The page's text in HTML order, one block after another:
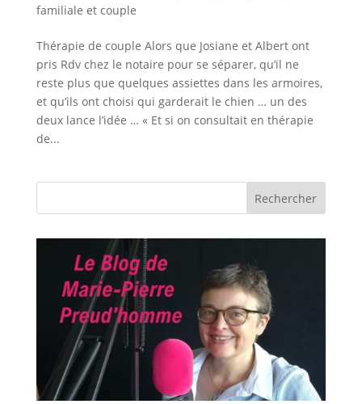
familiale et couple
Thérapie de couple Alors que Josiane et Albert ont
pris Rdv chez le notaire pour se séparer, qu’il ne
reste plus que quelques assiettes dans les armoires,
et qu’ils ont choisi qui garderait le chien … un des
deux lance l’idée … « Et si on consultait en thérapie
de...